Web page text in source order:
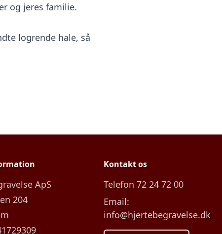
og jeres familie.
logrende hale, så
ApS
204
Kontakt os
Telefon 72 24 72 00
Email:
info@hjertebegravelse.dk